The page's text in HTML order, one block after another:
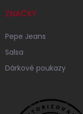
ZNAČKY
Pepe Jeans
Salsa
Dárkové poukazy